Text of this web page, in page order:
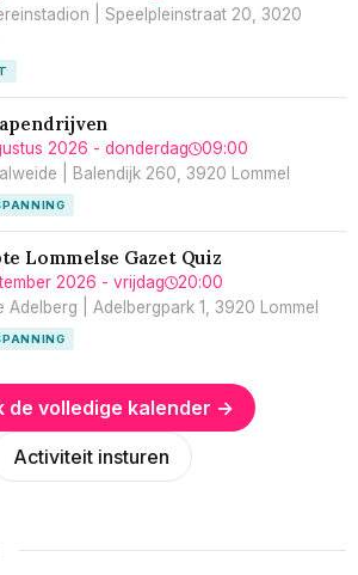
| Speelpleinstraat 20, 3020
2026 - donderdag
09:00
| Balendijk 260, 3920 Lommel
Lommelse Gazet Quiz
2026 - vrijdag
20:00
Adelberg | Adelbergpark 1, 3920 Lommel
de volledige kalender →
Activiteit insturen